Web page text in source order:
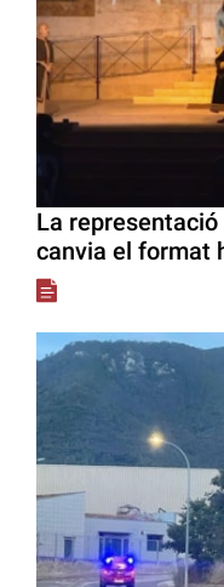
La representació
canvia el format